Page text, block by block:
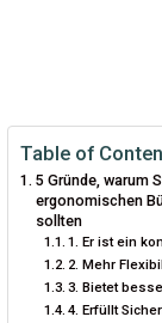
Table of
5 Gründe, warum
ergonomischen
sollten
1. Er ist ein
2. Mehr
3. Bietet
4. Erfüllt